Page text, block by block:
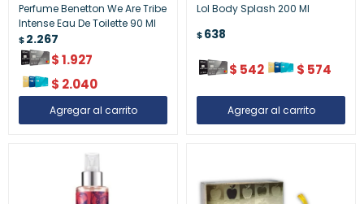
Perfume Benetton We Are Tribe
Intense Eau De Toilette 90 Ml
$2.267
$1.927
$ 2.040
Lol Body Splash 200 Ml
$638
$ 542 $ 574